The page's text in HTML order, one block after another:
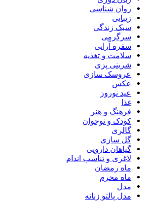
روان شناسی
زیبایی
سبک زندگی
سرگرمی
سفره آرایی
سلامت و تغذیه
شرینی پزی
عروسک سازی
عکس
عید نوروز
غذا
فرهنگ و هنر
کودک و نوجوان
گالری
گل سازی
گیاهان دارویی
لاغری و تناسب اندام
ماه رمضان
ماه محرم
مدل
مدل پالتو زنانه